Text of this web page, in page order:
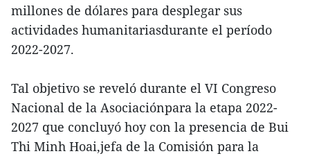
millones de dólares para desplegar sus
actividades humanitariasdurante el período
2022-2027.
Tal objetivo se reveló durante el VI Congreso
Nacional de la Asociaciónpara la etapa 2022-
2027 que concluyó hoy con la presencia de Bui
Thi Minh Hoai,jefa de la Comisión para la